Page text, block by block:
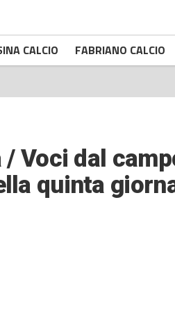
CALCIO FABRIANO CALCIO
Voci dal
quinta